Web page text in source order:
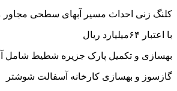
کلنگ زنی احداث مسیر آبهای سطحی مجاور منازل
با اعتبار ۶۴میلیارد ریال
بهسازی و تکمیل پارک جزیره شطیط شامل
گازسوز و بهسازی کارخانه آسفالت شوشتر